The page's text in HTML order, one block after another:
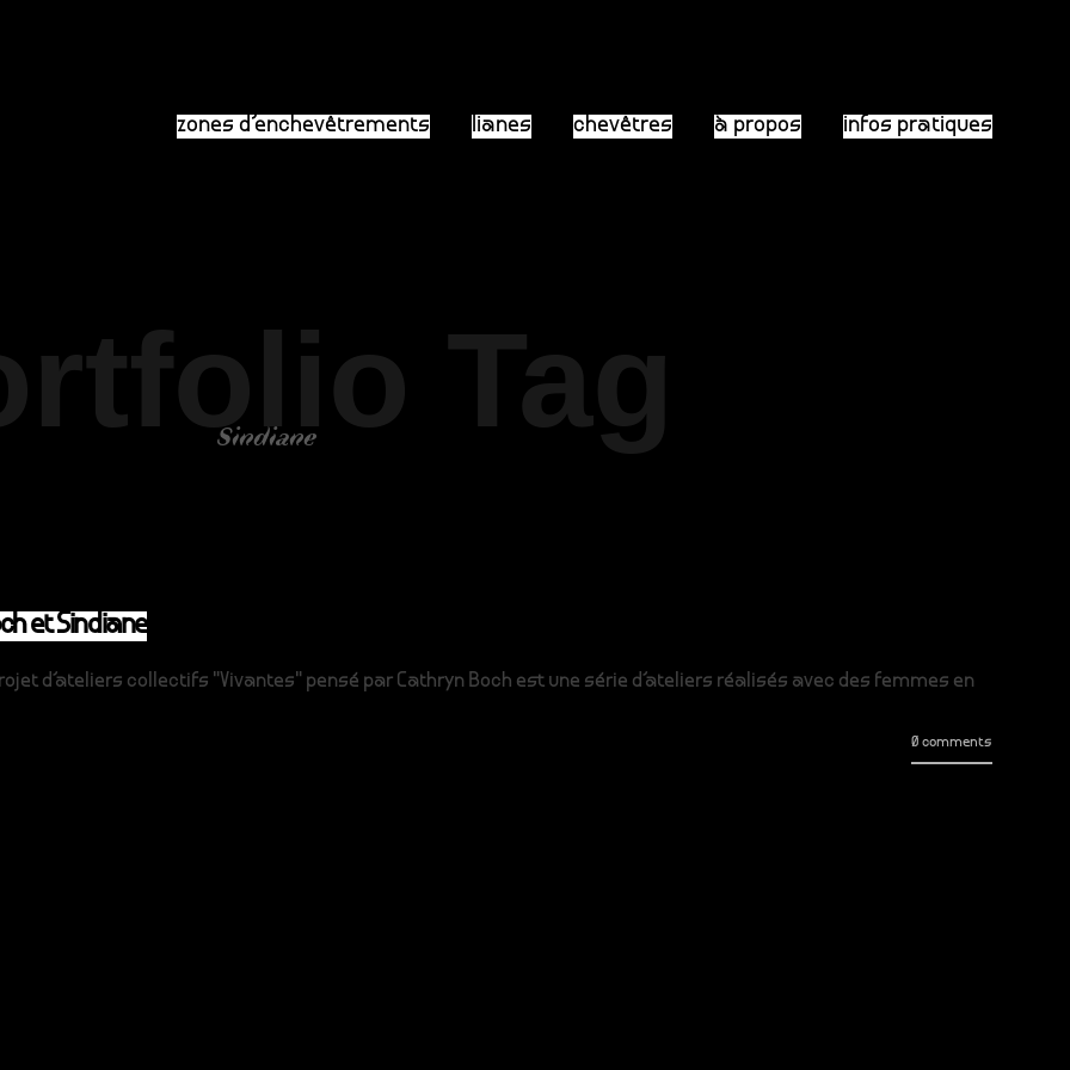
zones d’enchevêtrements lianes chevêtres à propos infos pratiques
Tag
Sindiane
et Sindiane
d'ateliers collectifs "Vivantes" pensé par Cathryn Boch est une série d'ateliers réalisés avec des femmes en
0 comments